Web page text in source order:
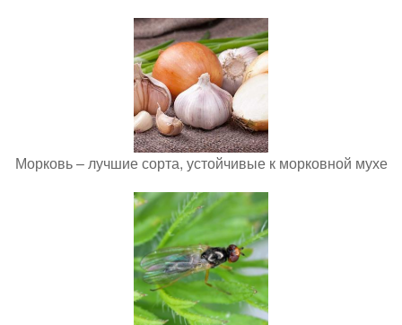
Морковь – лучшие сорта, устойчивые к морковной мухе